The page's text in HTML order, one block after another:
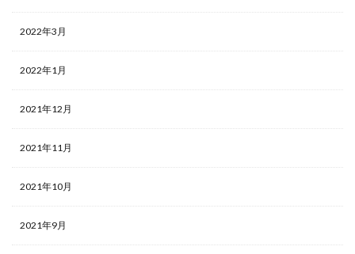
2022年3月
2022年1月
2021年12月
2021年11月
2021年10月
2021年9月